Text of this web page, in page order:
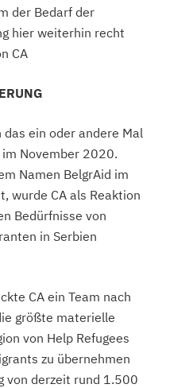
der Bedarf der
hier weiterhin recht
CA
ein oder andere Mal
November 2020.
Namen BelgrAid im
wurde CA als Reaktion
Bedürfnisse von
in Serbien
CA ein Team nach
größte materielle
von Help Refugees
zu übernehmen
von derzeit rund 1.500